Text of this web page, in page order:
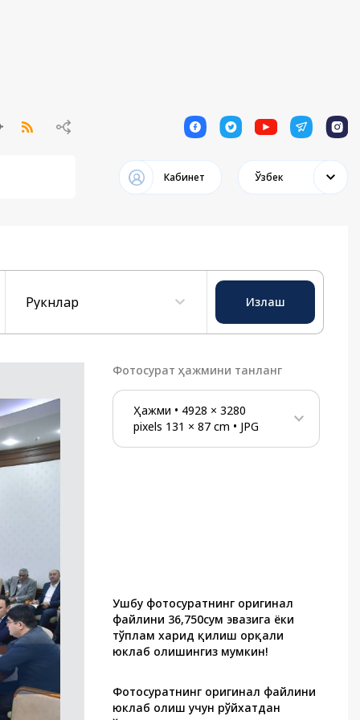
1 1 1 1 1
Кабинет Ўзбек
Рукнлар Излаш
Фотосурат ҳажмини танланг
Ҳажми • 4928 × 3280
pixels 131 × 87cm • JPG
Ушбу фотосуратнинг оригинал
файлини 36,750сум эвазига ёки
тўплам харид қилиш орқали
юклаб олишингиз мумкин!
Фотосуратнинг оригинал файлини
юклаб олиш учун рўйхатдан